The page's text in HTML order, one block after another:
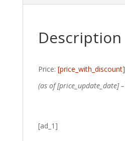
Description
Price: [price_with_discount]
(as of [price_update_date] –
[ad_1]